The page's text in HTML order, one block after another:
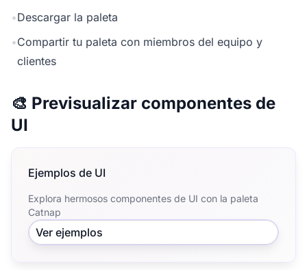
•Descargar la paleta
•Compartir tu paleta con miembros del equipo y
clientes
🎨 Previsualizar componentes de
UI
Ejemplos de UI
Explora hermosos componentes de UI con la paleta
Catnap
Ver ejemplos